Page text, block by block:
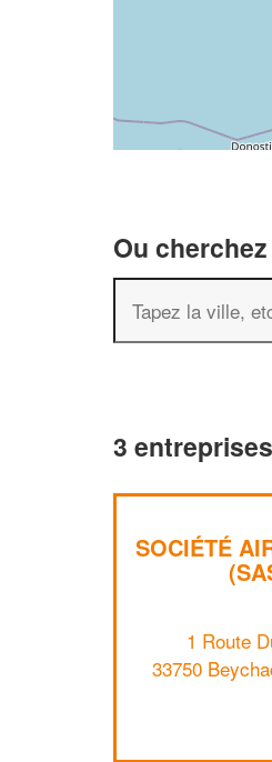
Ou
3
SOCIÉTÉ
1 Route
33750